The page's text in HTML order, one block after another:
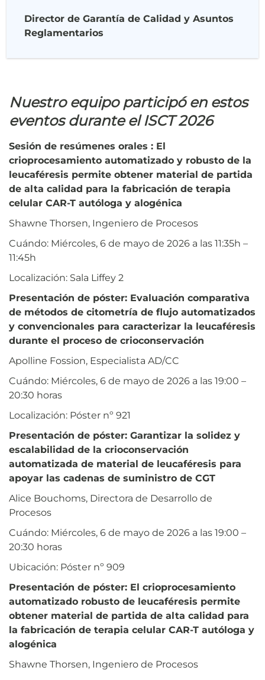
Director de Garantía de Calidad y Asuntos
Reglamentarios
Nuestro equipo participó en estos
eventos durante el ISCT 2026
Sesión de resúmenes orales : El
crioprocesamiento automatizado y robusto de la
leucaféresis permite obtener material de partida
de alta calidad para la fabricación de terapia
celular CAR-T autóloga y alogénica
Shawne Thorsen, Ingeniero de Procesos
Cuándo: Miércoles, 6 de mayo de 2026 a las 11:35h –
11:45h
Localización: Sala Liffey 2
Presentación de póster: Evaluación comparativa
de métodos de citometría de flujo automatizados
y convencionales para caracterizar la leucaféresis
durante el proceso de crioconservación
Apolline Fossion, Especialista AD/CC
Cuándo: Miércoles, 6 de mayo de 2026 a las 19:00 –
20:30 horas
Localización: Póster nº 921
Presentación de póster: Garantizar la solidez y
escalabilidad de la crioconservación
automatizada de material de leucaféresis para
apoyar las cadenas de suministro de CGT
Alice Bouchoms, Directora de Desarrollo de
Procesos
Cuándo: Miércoles, 6 de mayo de 2026 a las 19:00 –
20:30 horas
Ubicación: Póster nº 909
Presentación de póster: El crioprocesamiento
automatizado robusto de leucaféresis permite
obtener material de partida de alta calidad para
la fabricación de terapia celular CAR-T autóloga y
alogénica
Shawne Thorsen, Ingeniero de Procesos